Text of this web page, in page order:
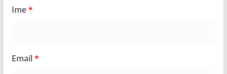
Ime*
Email*